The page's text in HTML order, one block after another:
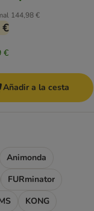
144,98 €
€
€
Añadir a la cesta
Animonda
FURminator
KONG